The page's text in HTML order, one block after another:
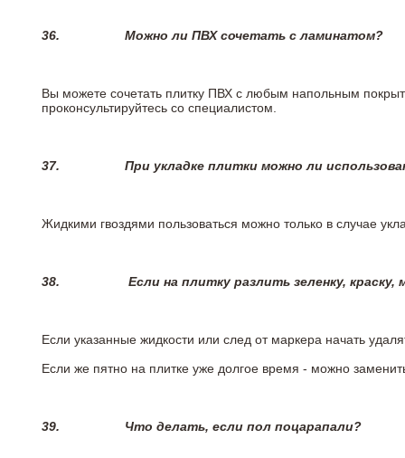
36. Можно ли ПВХ сочетать с ламинатом?
Вы можете сочетать плитку ПВХ с любым напольным
проконсультируйтесь со специалистом.
37. При укладке плитки можно ли
Жидкими гвоздями пользоваться можно только в случае
38. Если на плитку разлить зеленку,
Если указанные жидкости или след от маркера начать
Если же пятно на плитке уже долгое время - можно
39. Что делать, если пол поцарапали?